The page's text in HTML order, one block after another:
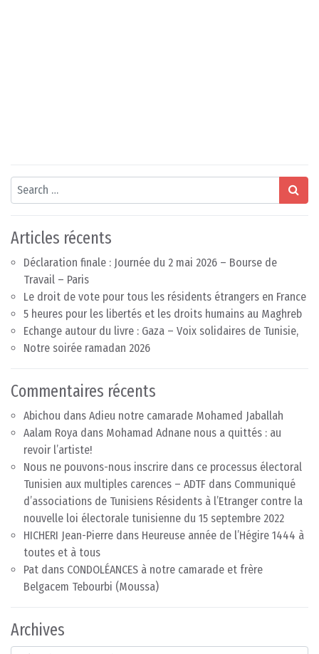
Search
Articles récents
Déclaration finale : Journée du 2 mai 2026 – Bourse de
Travail – Paris
Le droit de vote pour tous les résidents étrangers en France
5 heures pour les libertés et les droits humains au Maghreb
Echange autour du livre : Gaza – Voix solidaires de Tunisie,
Notre soirée ramadan 2026
Commentaires récents
Abichou dans Adieu notre camarade Mohamed Jaballah
Aalam Roya dans Mohamad Adnane nous a quittés : au
revoir l’artiste!
Nous ne pouvons-nous inscrire dans ce processus électoral
Tunisien aux multiples carences – ADTF dans Communiqué
d’associations de Tunisiens Résidents à l’Etranger contre la
nouvelle loi électorale tunisienne du 15 septembre 2022
HICHERI Jean-Pierre dans Heureuse année de l’Hégire 1444 à
toutes et à tous
Pat dans CONDOLÉANCES à notre camarade et frère
Belgacem Tebourbi (Moussa)
Archives